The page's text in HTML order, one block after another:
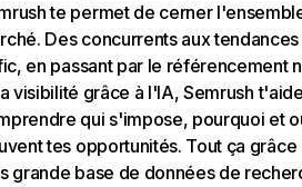
te permet de cerner
Des concurrents aux
en passant par le référencement
visibilité grâce à l'IA, Semrush
qui s'impose, pourquoi et
tes opportunités. Tout ça grâce
grande base de données de